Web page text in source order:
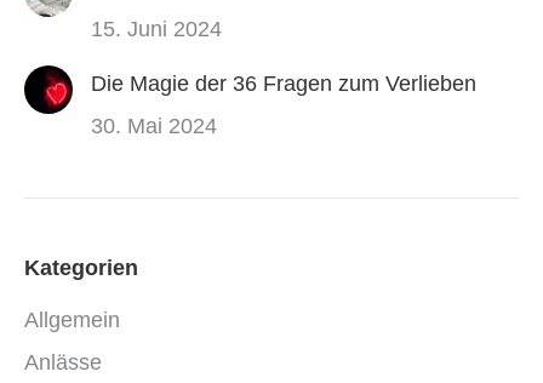
15. Juni 2024
Die Magie der 36 Fragen zum Verlieben
30. Mai 2024
Kategorien
Allgemein
Anlässe